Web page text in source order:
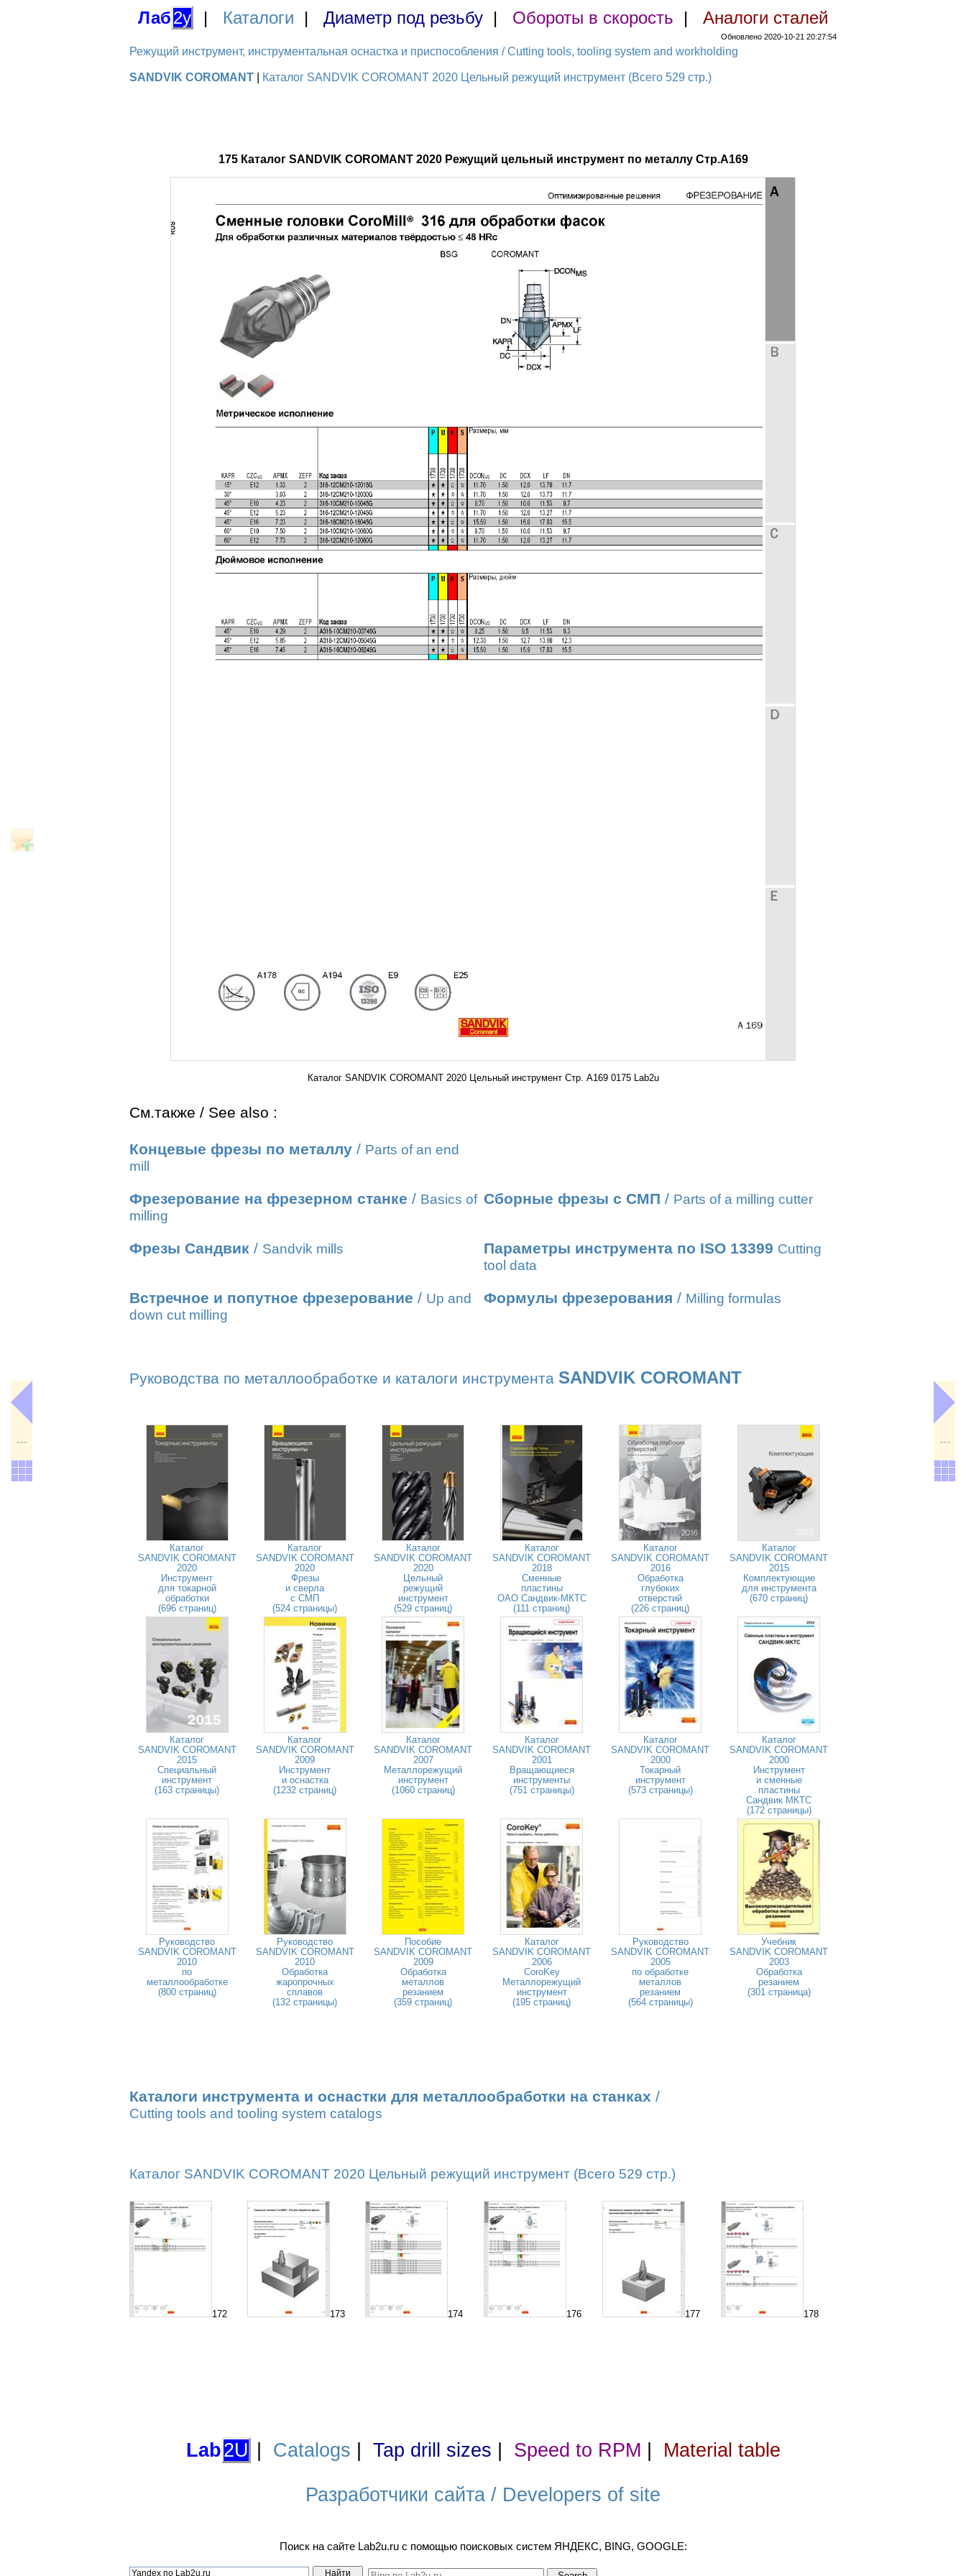
Лаб2у | Каталоги | Диаметр под резьбу | Обороты в скорость | Аналоги сталей
Обновлено 2020-10-21 20:27:54
Режущий инструмент, инструментальная оснастка и приспособления / Cutting tools, tooling system and workholding
SANDVIK COROMANT Каталог SANDVIK COROMANT 2020 Цельный режущий инструмент (Всего 529 стр.)
175 Каталог SANDVIK COROMANT 2020 Режущий цельный инструмент по металлу Стр.A169
Каталог SANDVIK COROMANT 2020 Цельный инструмент Стр. A169 0175 Lab2u
См.также / See also :
Концевые фрезы по металлу / Parts of an end
mill
Фрезерование на фрезерном станке / Basics of
milling
Сборные фрезы с СМП / Parts of a milling cutter
Фрезы Сандвик / Sandvik mills Параметры инструмента по ISO 13399 Cutting
tool data
Встречное и попутное фрезерование / Up and
down cut milling
Формулы фрезерования / Milling formulas
Руководства по металлообработке и каталоги инструмента SANDVIK COROMANT
Каталог
SANDVIK COROMANT
2020
Инструмент
для токарной
обработки
(696 страниц)
Каталог
SANDVIK COROMANT
2020
Фрезы
и сверла
с СМП
(524 страницы)
Каталог
SANDVIK COROMANT
2020
Цельный
режущий
инструмент
(529 страниц)
Каталог
SANDVIK COROMANT
2018
Сменные
пластины
ОАО Сандвик-МКТС
(111 страниц)
Каталог
SANDVIK COROMANT
2016
Обработка
глубоких
отверстий
(226 страниц)
Каталог
SANDVIK COROMANT
2015
Комплектующие
для инструмента
(670 страниц)
Каталог
SANDVIK COROMANT
2015
Специальный
инструмент
(163 страницы)
Каталог
SANDVIK COROMANT
2009
Инструмент
и оснастка
(1232 страниц)
Каталог
SANDVIK COROMANT
2007
Металлорежущий
инструмент
(1060 страниц)
Каталог
SANDVIK COROMANT
2001
Вращающиеся
инструменты
(751 страницы)
Каталог
SANDVIK COROMANT
2000
Токарный
инструмент
(573 страницы)
Каталог
SANDVIK COROMANT
2000
Инструмент
и сменные
пластины
Сандвик МКТС
(172 страницы)
Руководство
SANDVIK COROMANT
2010
по
металлообработке
(800 страниц)
Руководство
SANDVIK COROMANT
2010
Обработка
жаропрочных
сплавов
(132 страницы)
Пособие
SANDVIK COROMANT
2009
Обработка
металлов
резанием
(359 страниц)
Каталог
SANDVIK COROMANT
2006
CoroKey
Металлорежущий
инструмент
(195 страниц)
Руководство
SANDVIK COROMANT
2005
по обработке
металлов
резанием
(564 страницы)
Учебник
SANDVIK COROMANT
2003
Обработка
резанием
(301 страница)
Каталоги инструмента и оснастки для металлообработки на станках /
Cutting tools and tooling system catalogs
Каталог SANDVIK COROMANT 2020 Цельный режущий инструмент (Всего 529 стр.)
172 173 174 176 177 178
--- ---
Lab2U Catalogs Tap drill sizes Speed to RPM Material table
Разработчики сайта / Developers of site
Поиск на сайте Lab2u.ru с помощью поисковых систем ЯНДЕКС, BING, GOOGLE: